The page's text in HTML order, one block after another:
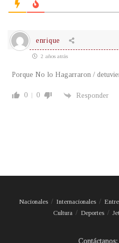
enrique
2 años atrás
Porque No lo Hagarraron /
0 0 Responder
Nacionales Internacionales
Cultura
Deportes